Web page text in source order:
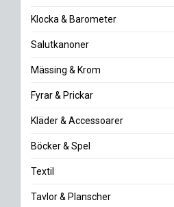
Klocka & Barometer
Salutkanoner
Mässing & Krom
Fyrar & Prickar
Kläder & Accessoarer
Böcker & Spel
Textil
Tavlor & Planscher